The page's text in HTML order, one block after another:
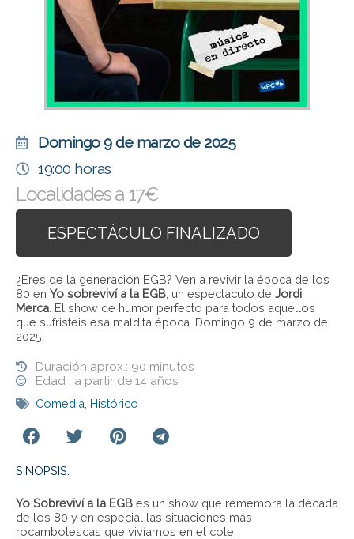
Domingo 9 de marzo de 2025
19:00 horas
Localidades a 17€
ESPECTÁCULO FINALIZADO
¿Eres de la generación EGB? Ven a revivir la época de los
80 en Yo sobreviví a la EGB , un espectáculo de Jordi
Merca . El show de humor perfecto para todos aquellos
que sufristeis esa maldita época. Domingo 9 de marzo de
2025.
Duración aprox.: 90 minutos
Edad : a partir de 14 años
Comedia Histórico
SINOPSIS:
Yo Sobreviví a la EGB es un show que rememora la década
de los 80 y en especial las situaciones más
rocambolescas que vivíamos en el cole.